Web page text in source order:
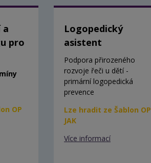
a
pro
OP
Logopedický
asistent
Podpora přirozeného
rozvoje řeči u dětí -
primární logopedická
prevence
Lze hradit ze Šablon OP
JAK
Více informací